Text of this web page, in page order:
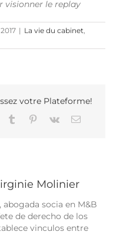
visionner le replay
| La vie du cabinet
votre Plateforme!
Tumblr Pinterest
Vk Email
Molinier
socia en M&B
de derecho de los
vinculos entre